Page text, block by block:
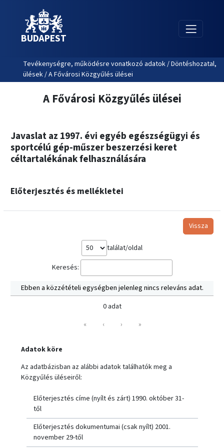
BUDAPEST
Tevékenységre, működésre vonatkozó adatok / Döntéshozatal,
ülések / A Fővárosi Közgyűlés ülései
A Fővárosi Közgyűlés ülései
Javaslat az 1997. évi egyéb egészségügyi és
sportcélú gép-műszer beszerzési keret
céltartalékának felhasználására
Előterjesztés és mellékletei
Vissza
találat/oldal
Keresés:
Ebben a közzétételi egységben jelenleg nincs releváns adat.
0 adat
«
‹ › »
Adatok köre
Az adatbázisban az alábbi adatok találhatók meg a
Közgyűlés üléseiről:
Előterjesztés címe (nyílt és zárt) 1990. október 31-
től
Előterjesztés dokumentumai (csak nyílt) 2001.
november 29-től